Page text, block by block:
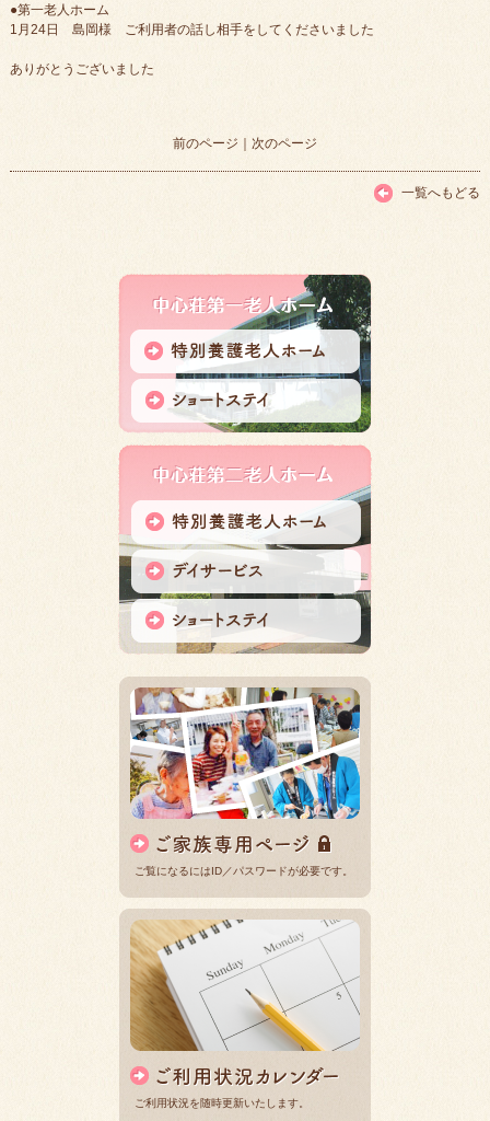
●第一老人ホーム
1月24日 島岡様 ご利用者の話し相手をしてくださいました
ありがとうございました
前のページ ｜ 次のページ
一覧へもどる
ご覧になるにはID／パスワードが必要です。
ご利用状況を随時更新いたします。